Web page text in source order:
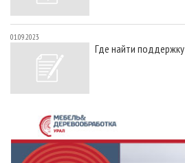
01.09.2023
Где найти поддержку